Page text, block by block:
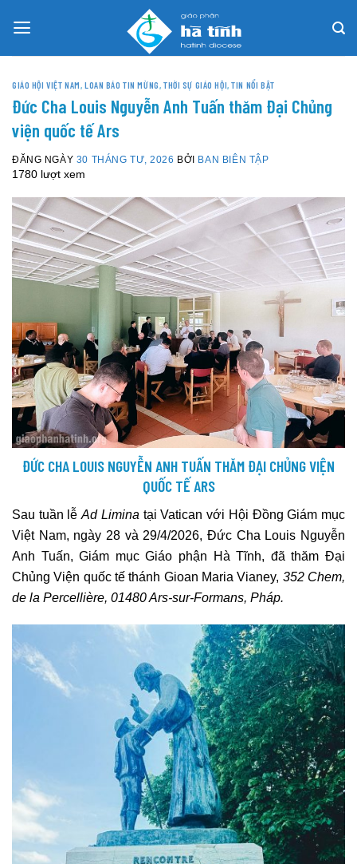
GIÁO HỘI VIỆT NAM, LOAN BÁO TIN MỪNG, THỜI SỰ GIÁO HỘI,TIN NỔI BẬT
Đức Cha Louis Nguyễn Anh Tuấn thăm Đại Chủng
viện quốc tế Ars
ĐĂNG NGÀY 30 THÁNG TƯ, 2026 BỞI BAN BIÊN TẬP
1780 lượt xem
ĐỨC CHA LOUIS NGUYỄN ANH TUẤN THĂM ĐẠI CHỦNG VIỆN
QUỐC TẾ ARS
Sau tuần lễAd Limina tại Vatican với Hội Đồng Giám mục
Việt Nam, ngày 28 và 29/4/2026, Đức Cha Louis Nguyễn
Anh Tuấn, Giám mục Giáo phận Hà Tĩnh, đã thăm Đại
Chủng Viện quốc tế thánh Gioan Maria Vianey, 352 Chem,
de la Percellière, 01480 Ars-sur-Formans, Pháp.